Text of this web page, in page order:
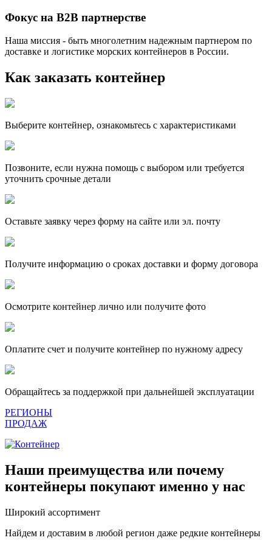
Фокус на B2B партнерстве
Наша миссия - быть многолетним надежным партнером по
доставке и логистике морских контейнеров в России.
Как заказать контейнер
Выберите контейнер, ознакомьтесь с характеристиками
Позвоните, если нужна помощь с выбором или требуется
уточнить срочные детали
Оставьте заявку через форму на сайте или эл. почту
Получите информацию о сроках доставки и форму договора
Осмотрите контейнер лично или получите фото
Оплатите счет и получите контейнер по нужному адресу
Обращайтесь за поддержкой при дальнейшей эксплуатации
РЕГИОНЫ
ПРОДАЖ
Наши преимущества или почему
контейнеры покупают именно у нас
Широкий ассортимент
Найдем и доставим в любой регион даже редкие контейнеры